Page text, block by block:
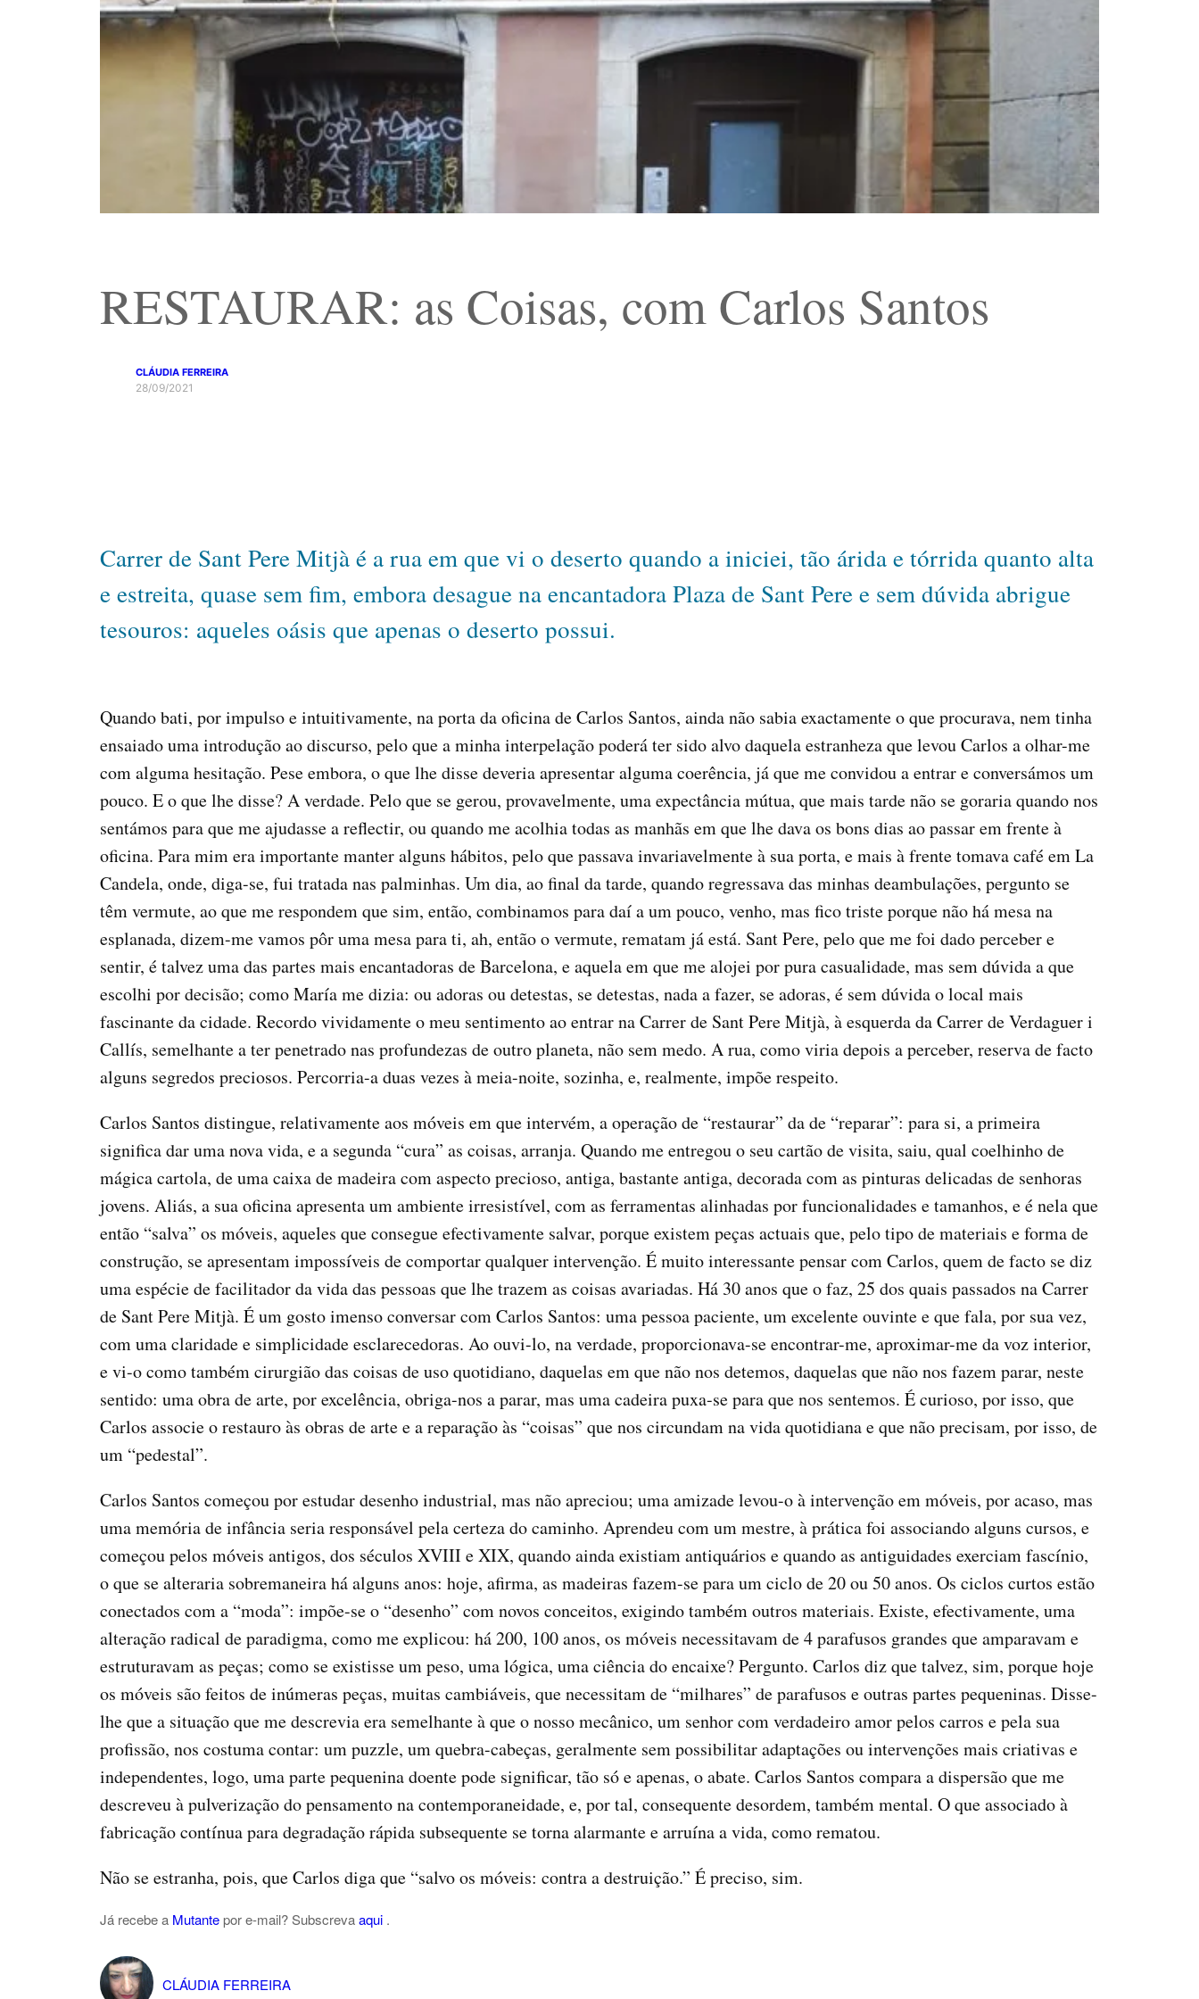
RESTAURAR: as Coisas, com Carlos Santos
CLÁUDIA FERREIRA
28/09/2021
Carrer de Sant Pere Mitjà é a rua em que vi o deserto quando a iniciei, tão árida e tórrida quanto alta
e estreita, quase sem fim, embora desague na encantadora Plaza de Sant Pere e sem dúvida abrigue
tesouros: aqueles oásis que apenas o deserto possui.
Quando bati, por impulso e intuitivamente, na porta da oficina de Carlos Santos, ainda não sabia exactamente o que procurava, nem tinha
ensaiado uma introdução ao discurso, pelo que a minha interpelação poderá ter sido alvo daquela estranheza que levou Carlos a olhar-me
com alguma hesitação. Pese embora, o que lhe disse deveria apresentar alguma coerência, já que me convidou a entrar e conversámos um
pouco. E o que lhe disse? A verdade. Pelo que se gerou, provavelmente, uma expectância mútua, que mais tarde não se goraria quando nos
sentámos para que me ajudasse a reflectir, ou quando me acolhia todas as manhãs em que lhe dava os bons dias ao passar em frente à
oficina. Para mim era importante manter alguns hábitos, pelo que passava invariavelmente à sua porta, e mais à frente tomava café em La
Candela, onde, diga-se, fui tratada nas palminhas. Um dia, ao final da tarde, quando regressava das minhas deambulações, pergunto se
têm vermute, ao que me respondem que sim, então, combinamos para daí a um pouco, venho, mas fico triste porque não há mesa na
esplanada, dizem-me vamos pôr uma mesa para ti, ah, então o vermute, rematam já está. Sant Pere, pelo que me foi dado perceber e
sentir, é talvez uma das partes mais encantadoras de Barcelona, e aquela em que me alojei por pura casualidade, mas sem dúvida a que
escolhi por decisão; como María me dizia: ou adoras ou detestas, se detestas, nada a fazer, se adoras, é sem dúvida o local mais
fascinante da cidade. Recordo vividamente o meu sentimento ao entrar na Carrer de Sant Pere Mitjà, à esquerda da Carrer de Verdaguer i
Callís, semelhante a ter penetrado nas profundezas de outro planeta, não sem medo. A rua, como viria depois a perceber, reserva de facto
alguns segredos preciosos. Percorria-a duas vezes à meia-noite, sozinha, e, realmente, impõe respeito.
Carlos Santos distingue, relativamente aos móveis em que intervém, a operação de “restaurar” da de “reparar”: para si, a primeira
significa dar uma nova vida, e a segunda “cura” as coisas, arranja. Quando me entregou o seu cartão de visita, saiu, qual coelhinho de
mágica cartola, de uma caixa de madeira com aspecto precioso, antiga, bastante antiga, decorada com as pinturas delicadas de senhoras
jovens. Aliás, a sua oficina apresenta um ambiente irresistível, com as ferramentas alinhadas por funcionalidades e tamanhos, e é nela que
então “salva” os móveis, aqueles que consegue efectivamente salvar, porque existem peças actuais que, pelo tipo de materiais e forma de
construção, se apresentam impossíveis de comportar qualquer intervenção. É muito interessante pensar com Carlos, quem de facto se diz
uma espécie de facilitador da vida das pessoas que lhe trazem as coisas avariadas. Há 30 anos que o faz, 25 dos quais passados na Carrer
de Sant Pere Mitjà. É um gosto imenso conversar com Carlos Santos: uma pessoa paciente, um excelente ouvinte e que fala, por sua vez,
com uma claridade e simplicidade esclarecedoras. Ao ouvi-lo, na verdade, proporcionava-se encontrar-me, aproximar-me da voz interior,
e vi-o como também cirurgião das coisas de uso quotidiano, daquelas em que não nos detemos, daquelas que não nos fazem parar, neste
sentido: uma obra de arte, por excelência, obriga-nos a parar, mas uma cadeira puxa-se para que nos sentemos. É curioso, por isso, que
Carlos associe o restauro às obras de arte e a reparação às “coisas” que nos circundam na vida quotidiana e que não precisam, por isso, de
um “pedestal”.
Carlos Santos começou por estudar desenho industrial, mas não apreciou; uma amizade levou-o à intervenção em móveis, por acaso, mas
uma memória de infância seria responsável pela certeza do caminho. Aprendeu com um mestre, à prática foi associando alguns cursos, e
começou pelos móveis antigos, dos séculos XVIII e XIX, quando ainda existiam antiquários e quando as antiguidades exerciam fascínio,
o que se alteraria sobremaneira há alguns anos: hoje, afirma, as madeiras fazem-se para um ciclo de 20 ou 50 anos. Os ciclos curtos estão
conectados com a “moda”: impõe-se o “desenho” com novos conceitos, exigindo também outros materiais. Existe, efectivamente, uma
alteração radical de paradigma, como me explicou: há 200, 100 anos, os móveis necessitavam de 4 parafusos grandes que amparavam e
estruturavam as peças; como se existisse um peso, uma lógica, uma ciência do encaixe? Pergunto. Carlos diz que talvez, sim, porque hoje
os móveis são feitos de inúmeras peças, muitas cambiáveis, que necessitam de “milhares” de parafusos e outras partes pequeninas. Disse-
lhe que a situação que me descrevia era semelhante à que o nosso mecânico, um senhor com verdadeiro amor pelos carros e pela sua
profissão, nos costuma contar: um puzzle, um quebra-cabeças, geralmente sem possibilitar adaptações ou intervenções mais criativas e
independentes, logo, uma parte pequenina doente pode significar, tão só e apenas, o abate. Carlos Santos compara a dispersão que me
descreveu à pulverização do pensamento na contemporaneidade, e, por tal, consequente desordem, também mental. O que associado à
fabricação contínua para degradação rápida subsequente se torna alarmante e arruína a vida, como rematou.
Não se estranha, pois, que Carlos diga que “salvo os móveis: contra a destruição.” É preciso, sim.
Já recebe a Mutantepor e-mail? Subscrevaaqui .
CLÁUDIA FERREIRA